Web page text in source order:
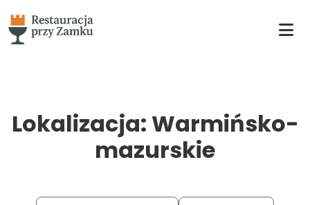
Lokalizacja: Warmińsko-
mazurskie